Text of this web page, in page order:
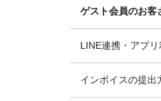
ゲスト会員のお客
LINE連携・アプ
インボイスの提出